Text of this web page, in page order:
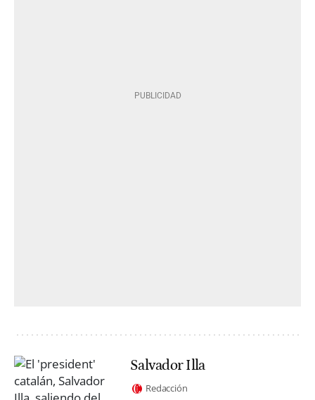
Salvador Illa
Redacción